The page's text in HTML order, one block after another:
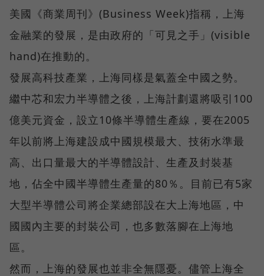
美國《商業周刊》(Business Week)指稱，上海
金融業的發展，是由政府的「可見之手」(visible
hand)在推動的。
發展高科技產業，上海同樣是氣蓋全中國之勢。
繼中芯和宏力半導體之後，上海計劃還將吸引100
億美元資金，設立10條半導體生產線，要在2005
年以前將上海建設成中國規模最大、技術水準最
高、出口量最大的半導體設計、生產及封裝基
地，佔全中國半導體生產量的80％。目前已有5家
大型半導體公司將企業總部設在大上海地區，中
國國內主要的封裝公司，也多數落腳在上海地
區。
然而，上海的發展也並非全無隱憂。儘管上海全